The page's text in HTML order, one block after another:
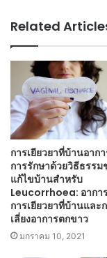
Related
การเยียวยาที่บ้านอาก
การรักษาด้วยวิธีธรรม
แก้ไขบ้านสำหรับ
Leucorrhoea: อากา
การเยียวยาที่บ้านและ
เลี่ยงอาการตกขาว
มกราคม 10, 2021